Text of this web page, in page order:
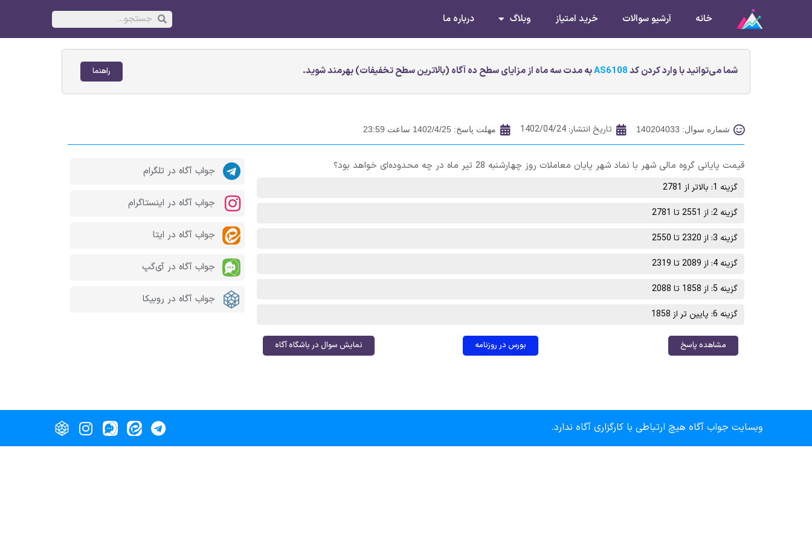
خانه آرشیو سوالات خرید امتیاز وبلاگ درباره ما
شما می‌توانید با وارد کردن کدAS6108به مدت سه ماه از مزایای سطح ده آگاه (بالاترین سطح تخفیفات) بهرمند شوید. راهنما
شماره سوال: 140204033 تاریخ انتشار: 1402/04/24 مهلت پاسخ: 1402/4/25 ساعت 23:59
قیمت پایانی گروه مالی شهر با نماد شهر پایان معاملات روز چهارشنبه 28 تیر ماه در چه محدوده‌ای خواهد بود؟
گزینه 1: بالاتر از 2781
گزینه 2: از 2551 تا 2781
گزینه 3: از 2320 تا 2550
گزینه 4: از 2089 تا 2319
گزینه 5: از 1858 تا 2088
گزینه 6: پایین تر از 1858
مشاهده پاسخ بورس در روزنامه نمایش سوال در باشگاه آگاه
جواب آگاه در تلگرام
جواب آگاه در اینستاگرام
جواب آگاه در ایتا
جواب آگاه در آی‌گپ
جواب آگاه در روبیکا
وبسایت جواب آگاه هیچ ارتباطی با کارگزاری آگاه ندارد.